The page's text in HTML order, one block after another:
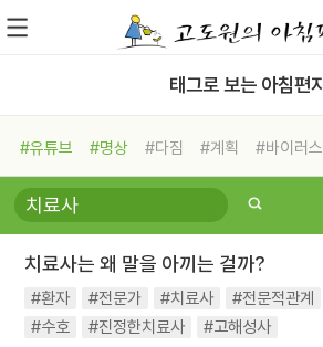
태그로 보는 아침편지
#유튜브 #명상 #다짐 #계획 #바이러스
#비전캠프
#독서캠프 #삶
#희망
#나눔 #친구 #링컨학교
#독서
#건강 #면역력
치료사는 왜 말을 아끼는 걸까?
#환자 #전문가 #치료사 #전문적관계
#수호
#진정한치료사 #고해성사